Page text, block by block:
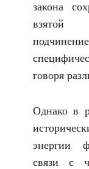
закона
взятой
говоря
Однако в
энергии
связи с